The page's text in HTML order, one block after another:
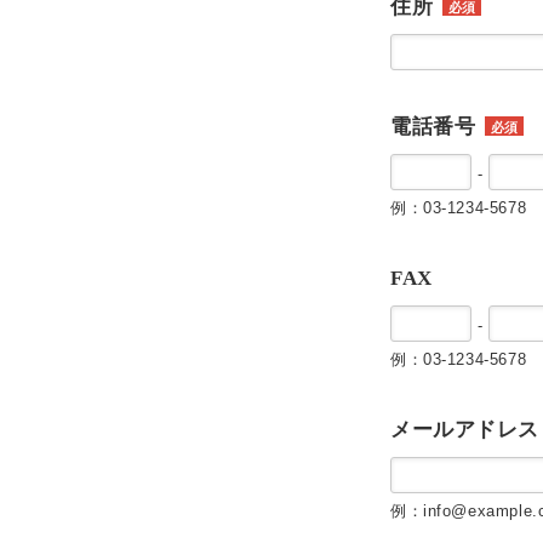
住所 必須
電話番号 必須
-
例：03-1234-5678
FAX
-
例：03-1234-5678
メールアドレス
例：